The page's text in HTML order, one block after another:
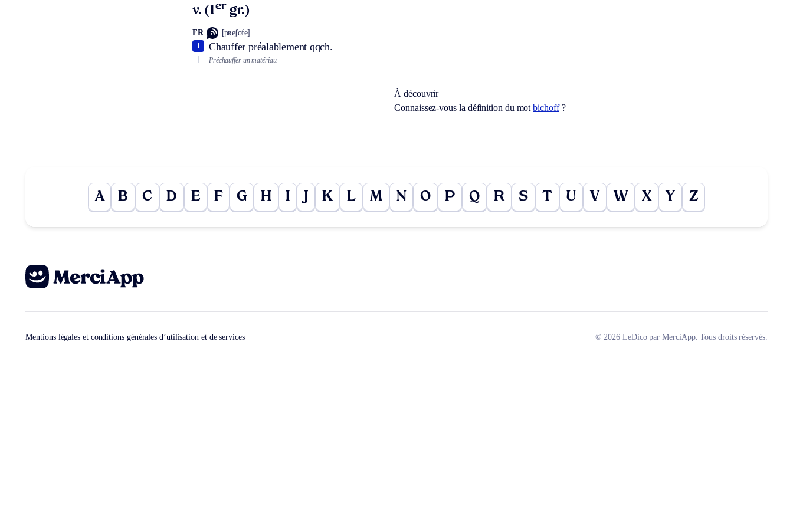
v. (1er gr.)
FR [pʀeʃofe]
Chauffer préalablement qqch.
1
Préchauffer un matériau.
À découvrir
Connaissez-vous la définition du motbichoff?
A B C D E F G H I J K L M N O P Q R S T U V W X Y Z
Mentions légales et conditions générales d’utilisation et de services © 2026 LeDico par MerciApp. Tous droits réservés.